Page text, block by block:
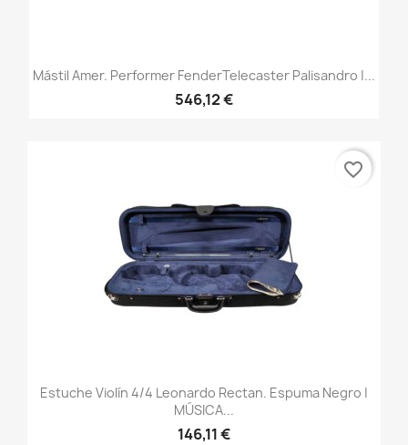
Mástil Amer. Performer FenderTelecaster Palisandro |...
546,12 €
Estuche Violín 4/4 Leonardo Rectan. Espuma Negro |
MÚSICA...
146,11 €
favorite_border